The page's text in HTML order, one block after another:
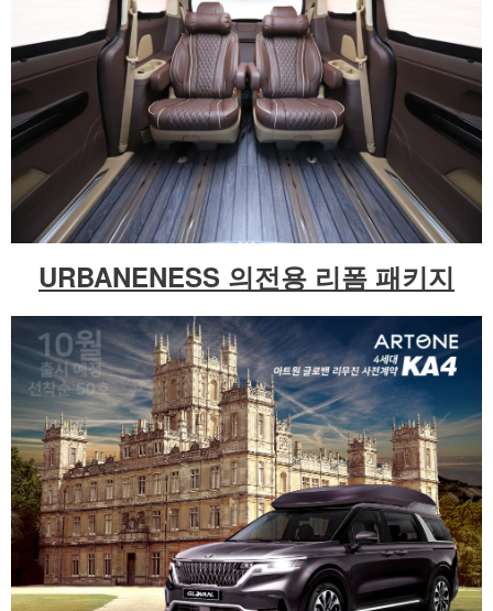
URBANENESS 의전용 리폼 패키지